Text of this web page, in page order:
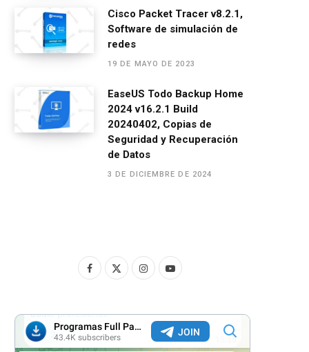
Cisco Packet Tracer v8.2.1,
Software de simulación de
redes
19 DE MAYO DE 2023
EaseUS Todo Backup Home
2024 v16.2.1 Build
20240402, Copias de
Seguridad y Recuperación
de Datos
3 DE DICIEMBRE DE 2024
F
c
e
T
I
s
Y
u
T